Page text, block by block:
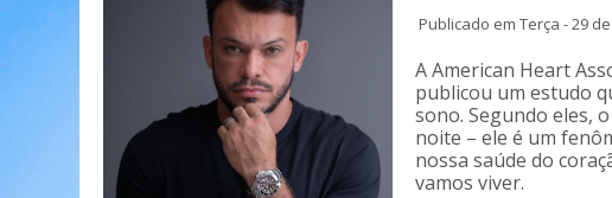
Publicado em Terça - 29
A American Heart
publicou um estudo
sono. Segundo eles,
noite – ele é um
nossa saúde do
vamos viver.